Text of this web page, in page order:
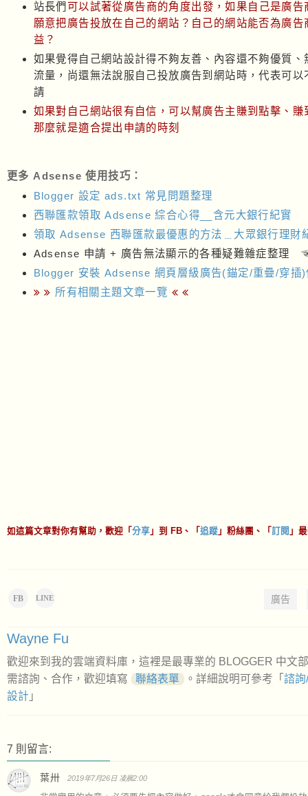
站長們可以試著從廣告商的角度出發，如果自己是廣告
願意把廣告投放在自己的網站？自己的網站能否為廣告
益？
如果覺得自己網站設計得不夠友善、內容還不夠優質、
流量，尚還無法說服自己投放廣告到網站時，代表可以
請
如果對自己網站很有自信，可以幫廣告主賺到點擊、賺
那麼就是適合提出申請的時刻
更多 Adsense 使用技巧：
Blogger 設定 ads.txt 常見問題整理
西聯匯款領取 Adsense 綜合心得__含元大銀行紀實
領取 Adsense 西聯匯款最優惠的方法﹍大眾銀行理財
Adsense 申請 + 廣告無法顯示的各種疑難雜症整理
Blogger 安裝 Adsense 網頁層級廣告(錨定/重疊/穿插)
所有相關主題文章一覽
如這篇文章對你有幫助，歡迎「 分享 」到 FB、「 追蹤 」粉絲團、「 訂閱 」
FB LINE 廣告
Wayne Fu
歡迎來到我的雲端資料庫，這裡是最專業的 BLOGGER 中文
需諮詢、合作，歡迎填寫
聯絡表單 。詳細說明可參考「 諮詢
設計 」
7 則留言:
葉卅 2019年7月26日 凌晨2:00